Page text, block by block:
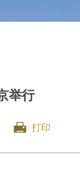
举行
打印